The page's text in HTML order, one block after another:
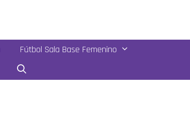
Fútbol Sala Base Femenino